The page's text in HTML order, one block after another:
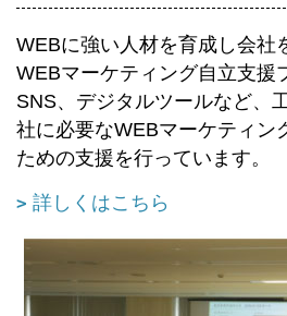
WEBに強い人材を育成し会社
WEBマーケティング自立支援
SNS、デジタルツールなど、
社に必要なWEBマーケティン
ための支援を行っています。
詳しくはこちら